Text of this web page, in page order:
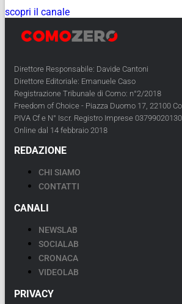
scopri il canale
Direttore Responsabile: Davide Cantoni
Direttore Editoriale: Emanuele Caso
Registrazione Tribunale di Como: n°2/2018
Freedom of Choice - Piazza Duomo 17, 22100
PIVA Cf e N° Iscr. Registro Imprese 03799020130
Online dal 14 febbraio 2018
REDAZIONE
CHI SIAMO
CONTATTI
CANALI
NEWSLAB
SOCIALAB
CRONACA
VIDEOLAB
PRIVACY